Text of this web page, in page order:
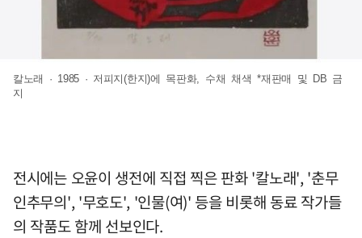
칼노래 · 1985 · 저피지(한지)에 목판화, 수채 채색 *재판매 및 DB 금
지
전시에는 오윤이 생전에 직접 찍은 판화 '칼노래', '춘무
인추무의', '무호도', '인물(여)' 등을 비롯해 동료 작가들
의 작품도 함께 선보인다.